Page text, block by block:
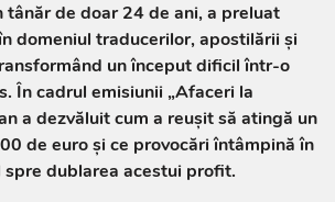
tânăr de doar 24 de ani, a preluat
domeniul traducerilor, apostilării și
un început dificil într-o
În cadrul emisiunii „Afaceri la
a dezvăluit cum a reușit să atingă un
de euro și ce provocări întâmpină în
dublarea acestui profit.